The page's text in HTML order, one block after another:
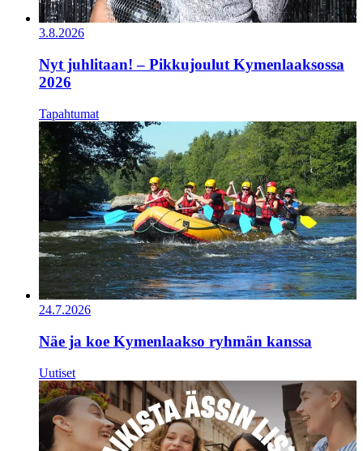
3.8.2026
Nyt juhlitaan! – Pikkujoulut Kymenlaaksossa
2026
Tapahtumat
24.7.2026
Näe ja koe Kymenlaakso ryhmän kanssa
Uutiset